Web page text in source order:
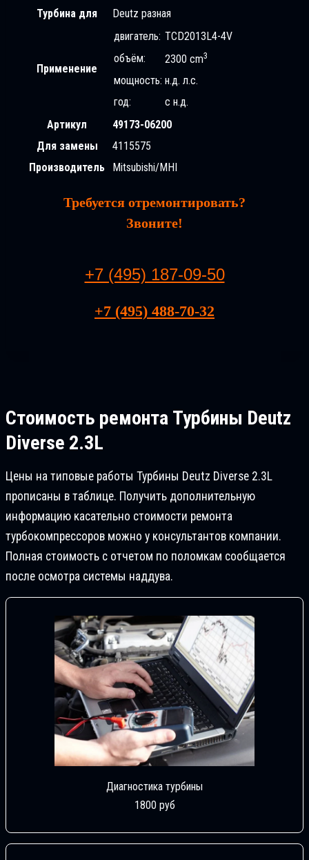
Турбина для Deutz разная
Применение
двигатель: TCD2013L4-4V
объём:
2300 cm3
мощность: н.д. л.с.
год:
с н.д.
Артикул
49173-06200
Для замены
4115575
Производитель
Mitsubishi/MHI
Требуется отремонтировать?
Звоните!
+7 (495) 187-09-50
+7 (495) 488-70-32
Стоимость ремонта Турбины Deutz
Diverse 2.3L
Цены на типовые работы Турбины Deutz Diverse 2.3L
прописаны в таблице. Получить дополнительную
информацию касательно стоимости ремонта
турбокомпрессоров можно у консультантов компании.
Полная стоимость с отчетом по поломкам сообщается
после осмотра системы наддува.
Диагностика турбины
1800 руб